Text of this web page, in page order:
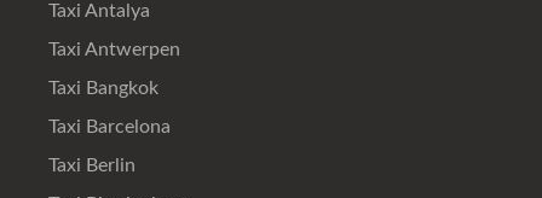
Taxi Antalya
Taxi Antwerpen
Taxi Bangkok
Taxi Barcelona
Taxi Berlin